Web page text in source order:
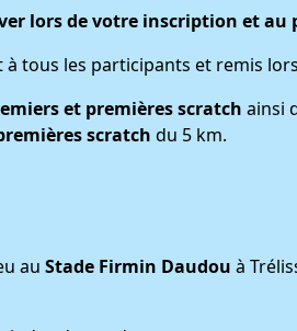
lors de votre inscription et
à tous les participants et remis
et premières scratch ainsi
scratch du 5 km.
au Stade Firmin Daudou à